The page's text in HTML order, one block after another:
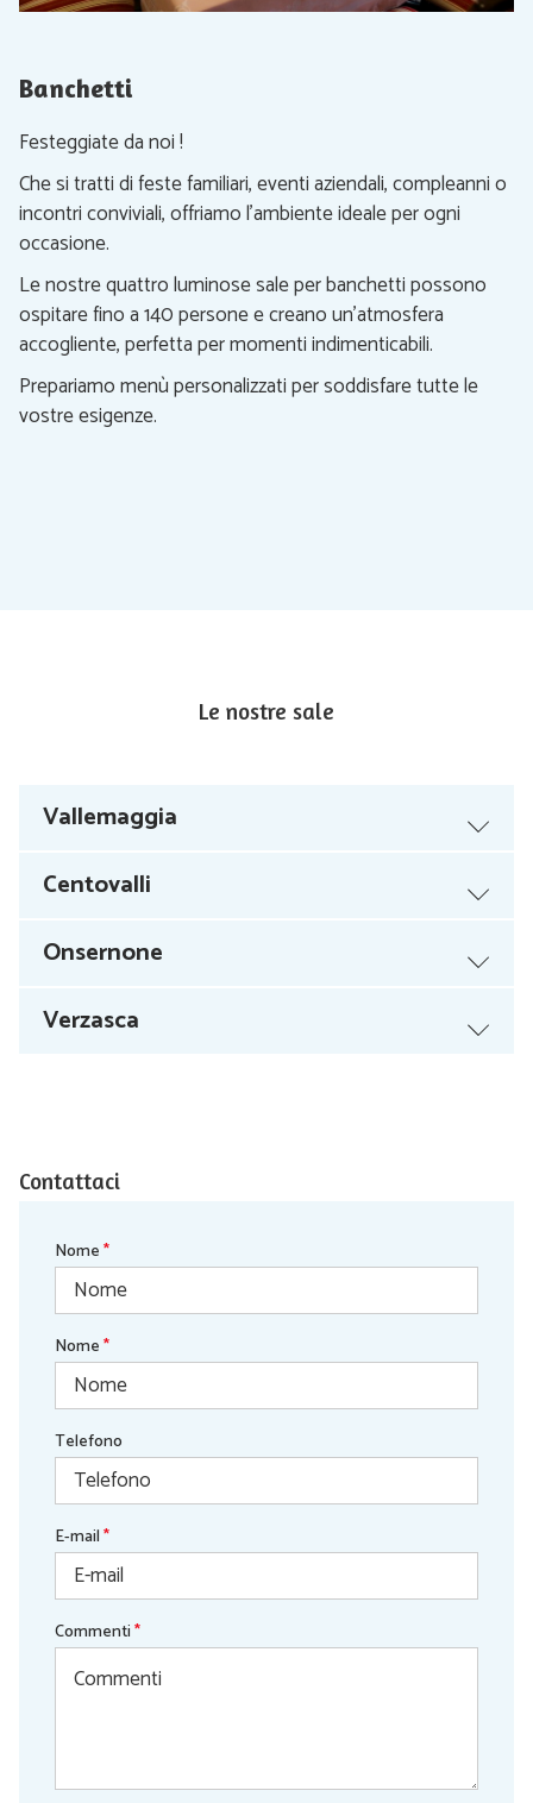
Banchetti
Festeggiate da noi !
Che si tratti di feste familiari, eventi aziendali, compleanni o
incontri conviviali, offriamo l’ambiente ideale per ogni
occasione.
Le nostre quattro luminose sale per banchetti possono
ospitare fino a 140 persone e creano un’atmosfera
accogliente, perfetta per momenti indimenticabili.
Prepariamo menù personalizzati per soddisfare tutte le
vostre esigenze.
di
sui
contenuto
al
sopra
Le nostre sale
Vallemaggia
Centovalli
Onsernone
Verzasca
Contattaci
Nome*
Nome*
Telefono
E-mail*
Commenti*